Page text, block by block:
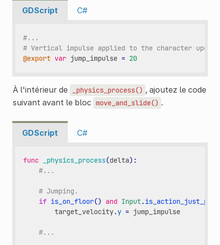
GDScript C#
#...
# Vertical impulse applied to the character upon
@export var jump_impulse = 20
À l'intérieur de _physics_process() , ajoutez le code
suivant avant le bloc move_and_slide() .
GDScript C#
func _physics_process(delta):
#...
# Jumping.
if is_on_floor() and Input.
target_velocity.y = jump_impulse
#...